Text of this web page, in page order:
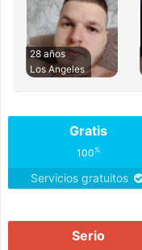
28 años
Los Angeles
Gratis
100%
Servicios gratuitos
Serio